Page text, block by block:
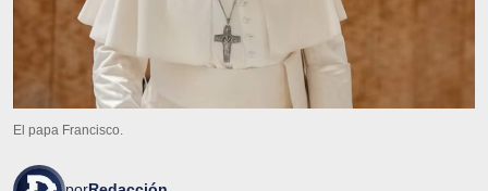
El papa Francisco.